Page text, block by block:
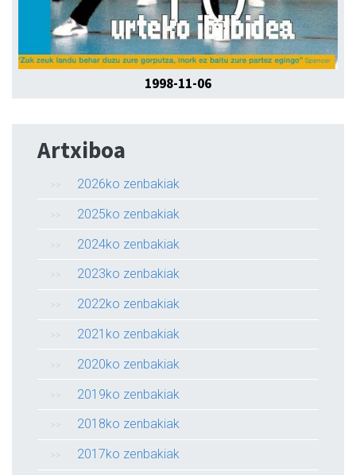
1998-11-06
Artxiboa
2026ko zenbakiak
2025ko zenbakiak
2024ko zenbakiak
2023ko zenbakiak
2022ko zenbakiak
2021ko zenbakiak
2020ko zenbakiak
2019ko zenbakiak
2018ko zenbakiak
2017ko zenbakiak